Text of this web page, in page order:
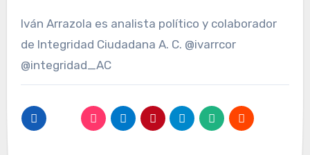
Iván Arrazola es analista político y colaborador
de Integridad Ciudadana A. C. @ivarrcor
@integridad_AC